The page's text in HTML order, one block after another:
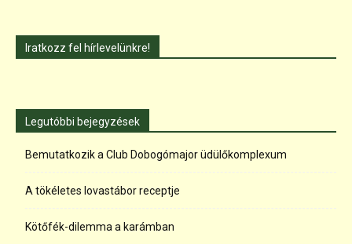
Iratkozz fel hírlevelünkre!
Legutóbbi bejegyzések
Bemutatkozik a Club Dobogómajor üdülőkomplexum
A tökéletes lovastábor receptje
Kötőfék-dilemma a karámban